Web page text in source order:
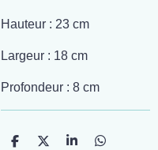
Hauteur : 23 cm
Largeur : 18 cm
Profondeur : 8 cm
P
P
P
P